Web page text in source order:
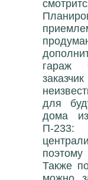
гараж
для
дома
П-233:
Также